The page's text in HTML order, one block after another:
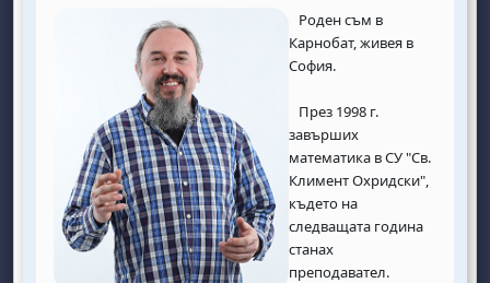
Роден съм в
Карнобат, живея в
София.
През 1998 г.
завърших
математика в СУ "Св.
Климент Охридски",
където на
следващата година
станах
преподавател.